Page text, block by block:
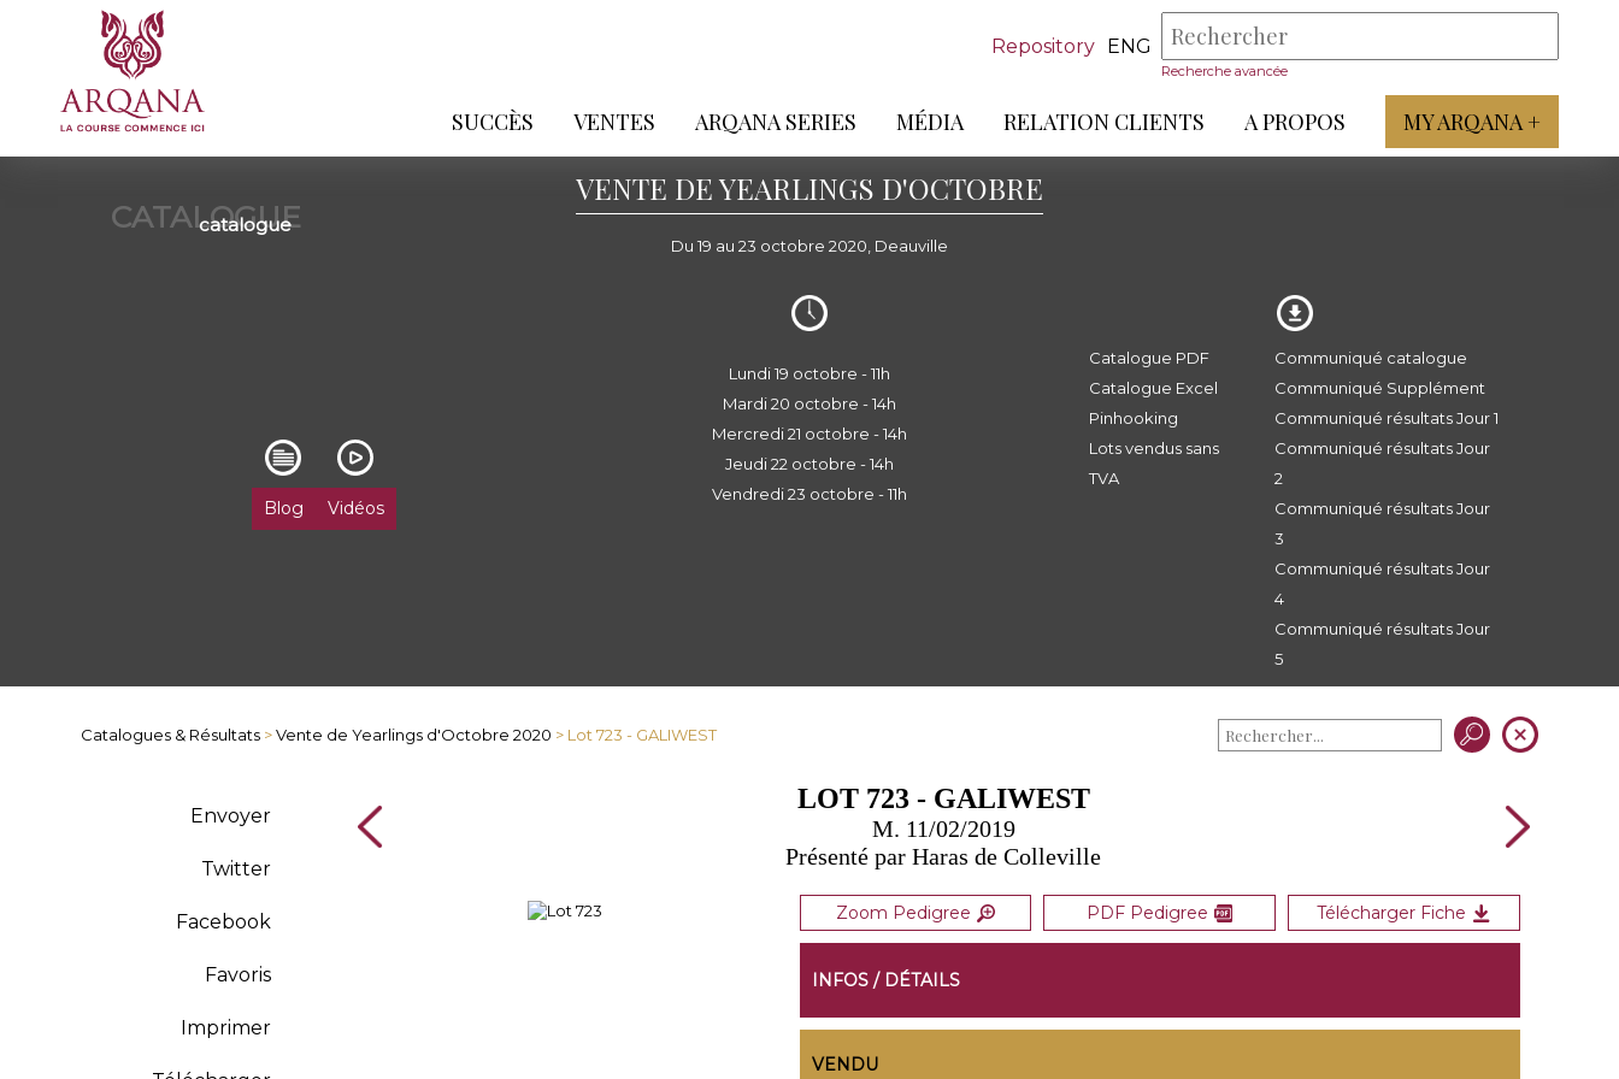
Repository ENG
Recherche avancée
SUCCÈS VENTES ARQANA SERIES MÉDIA RELATION CLIENTS A PROPOS MY ARQANA +
CATALOGUE
catalogue
VENTE DE YEARLINGS D'OCTOBRE
Du 19 au 23 octobre 2020, Deauville
Blog Vidéos
Lundi 19 octobre - 11h
Mardi 20 octobre - 14h
Mercredi 21 octobre - 14h
Jeudi 22 octobre - 14h
Vendredi 23 octobre - 11h
Catalogue PDF
Catalogue Excel
Pinhooking
Lots vendus sans
TVA
Communiqué catalogue
Communiqué Supplément
Communiqué résultats Jour 1
Communiqué résultats Jour
2
Communiqué résultats Jour
3
Communiqué résultats Jour
4
Communiqué résultats Jour
5
Catalogues & Résultats >Vente de Yearlings d'Octobre 2020 > Lot 723 - GALIWEST
Envoyer
Twitter
Facebook
Favoris
Imprimer
LOT 723 - GALIWEST
M. 11/02/2019
Présenté par Haras de Colleville
Zoom Pedigree PDF Pedigree Télécharger Fiche
INFOS / DÉTAILS
VENDU